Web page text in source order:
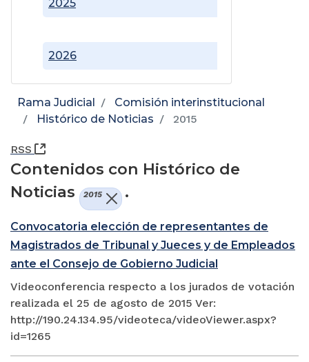
2025
2026
Rama Judicial
Comisión interinstitucional
Histórico de Noticias
2015
RSS (Abre una nueva ventana)
Contenidos con Histórico de
Noticias
2015 .
Convocatoria elección de representantes de
Magistrados de Tribunal y Jueces y de Empleados
ante el Consejo de Gobierno Judicial
Videoconferencia respecto a los jurados de votación
realizada el 25 de agosto de 2015 Ver:
http://190.24.134.95/videoteca/videoViewer.aspx?
id=1265